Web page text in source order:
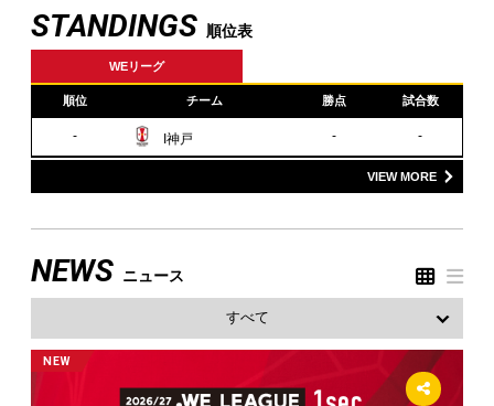
STANDINGS 順位表
WEリーグ
順位 チーム 勝点 試合数
- I神戸 - -
VIEW MORE
NEWS ニュース
すべて
NEW
NEW
NEW